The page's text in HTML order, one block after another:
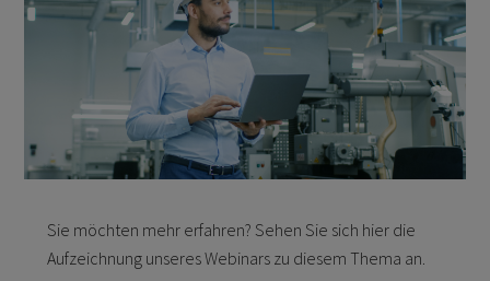
Sie möchten mehr erfahren? Sehen Sie sich hier die
Aufzeichnung unseres Webinars zu diesem Thema an.